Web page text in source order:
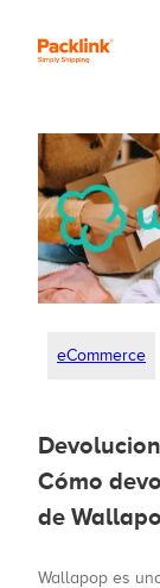
eCommerce
Cómo
de
Wallapop es